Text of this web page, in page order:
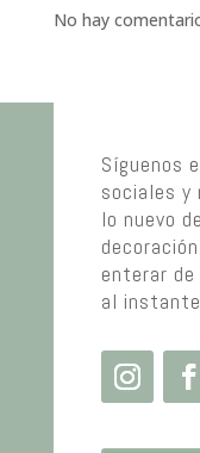
No hay
Síguenos
sociales y
lo nuevo
enterar
al